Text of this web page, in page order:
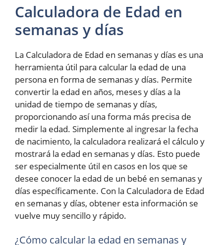
Calculadora de Edad en
semanas y días
La Calculadora de Edad en semanas y días es una
herramienta útil para calcular la edad de una
persona en forma de semanas y días. Permite
convertir la edad en años, meses y días a la
unidad de tiempo de semanas y días,
proporcionando así una forma más precisa de
medir la edad. Simplemente al ingresar la fecha
de nacimiento, la calculadora realizará el cálculo y
mostrará la edad en semanas y días. Esto puede
ser especialmente útil en casos en los que se
desee conocer la edad de un bebé en semanas y
días específicamente. Con la Calculadora de Edad
en semanas y días, obtener esta información se
vuelve muy sencillo y rápido.
¿Cómo calcular la edad en semanas y